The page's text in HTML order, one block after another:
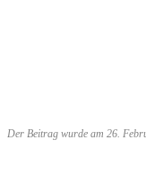
Der Beitrag wurde am 26.